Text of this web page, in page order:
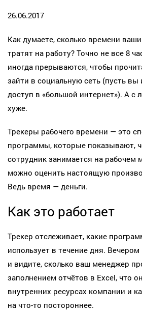
26.06.2017
Как думаете, сколько времени
тратят на работу? Точно не все 8
иногда прерываются, чтобы
зайти в социальную сеть (пусть вы
доступ в «большой интернет»). А с
хуже.
Трекеры рабочего времени — это
программы, которые показывают,
сотрудник занимается на
можно оценить настоящую
Ведь время — деньги.
Как это работает
Трекер отслеживает, какие
использует в течение дня.
и видите, сколько ваш менеджер
заполнением отчётов в Excel, что
внутренних ресурсах компании и
на что-то постороннее.